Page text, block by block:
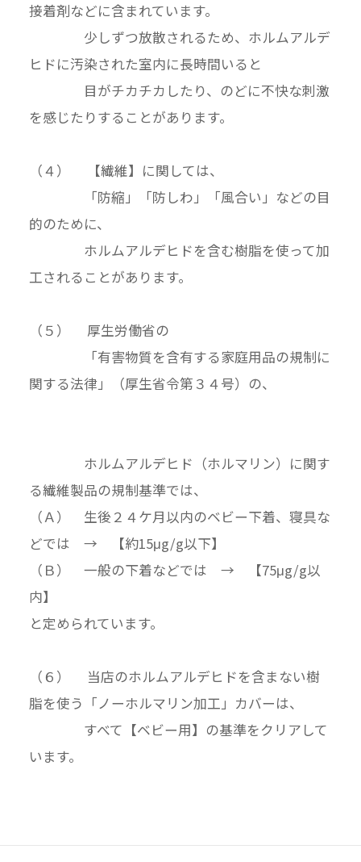
接着剤などに含まれています。
少しずつ放散されるため、ホルムアルデ
ヒドに汚染された室内に長時間いると
目がチカチカしたり、のどに不快な刺激
を感じたりすることがあります。
（４） 【繊維】に関しては、
「防縮」「防しわ」「風合い」などの目
的のために、
ホルムアルデヒドを含む樹脂を使って加
工されることがあります。
（５） 厚生労働省の
「有害物質を含有する家庭用品の規制に
関する法律」（厚生省令第３４号）の、
ホルムアルデヒド（ホルマリン）に関す
る繊維製品の規制基準では、
（Ａ） 生後２４ケ月以内のベビー下着、寝具な
どでは → 【約15μg/g以下】
（Ｂ） 一般の下着などでは → 【75μg/g以
内】
と定められています。
（６） 当店のホルムアルデヒドを含まない樹
脂を使う「ノーホルマリン加工」カバーは、
すべて【ベビー用】の基準をクリアして
います。